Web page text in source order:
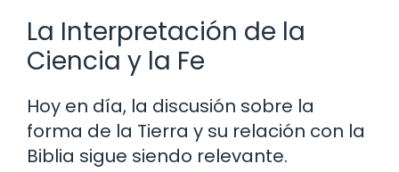
La Interpretación de la
Ciencia y la Fe
Hoy en día, la discusión sobre la
forma de la Tierra y su relación con la
Biblia sigue siendo relevante.